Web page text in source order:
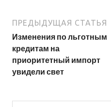
ПРЕДЫДУЩАЯ СТАТЬЯ
Изменения по льготным
кредитам на
приоритетный импорт
увидели свет